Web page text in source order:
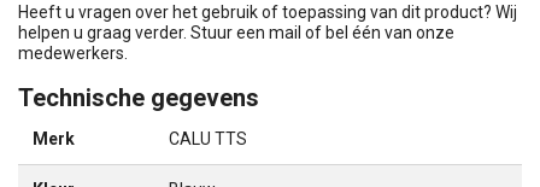
Heeft u vragen over het gebruik of toepassing van dit product? Wij
helpen u graag verder. Stuur een mail of bel één van onze
medewerkers.
Technische gegevens
Merk CALU TTS